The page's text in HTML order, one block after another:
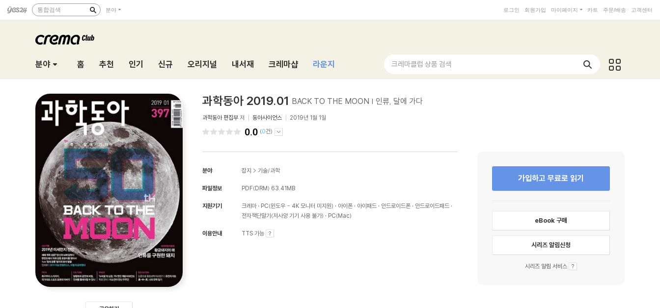
통합검색 분야 로그인 회원가입 마이페이지 카트 주문/배송 고객센터
분야 홈 추천 인기 신규 오리지널 내서재 크레마샵 라운지 크레마클럽 상품 검색
과학동아 2019.01 BACK TO THE MOON | 인류, 달에 가다
과학동아 편집부 저 동아사이언스 2019년 1월 1일
0.0 (0건)
분야 잡지 > 기술/과학
파일정보 PDF(DRM) 63.41MB
지원기기 크레마 PC(윈도우 - 4K 모니터 미지원) 아이폰 아이패드 안드로이드폰
안드로이드패드
전자책단말기(저사양 기기 사용 불가)
PC(Mac)
이용안내 TTS 가능
가입하고 무료로 읽기
eBook 구매
시리즈 알림신청
시리즈 알림 서비스